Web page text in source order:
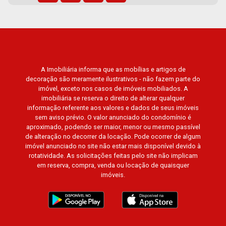
Villa Dei Fiori, Vivendas da Mata, Jatobá, Colina
Verde, Royal Park, Mirante do Royal Park, Santa
Fé, Villa Victória, Bosque das Colinas, Fazenda
Santa Maria, Baraúna Residencial, Villa de
Buenos Aires, Magnólias, Vila do Golfe, Vila
Verde, Country Village, San Remo, Residencial
Jardim Canadá, Torino, Città di Positano, San
Diego, Quinta da Alvorada, Monte Rey, Garden
Villa e Quinta do Golfe. Avenida João Fiúsa,
1051 - Alto da Boa Vista | Ribeirão Preto.
A Imobiliária informa que as mobílias e artigos de
decoração são meramente ilustrativos - não fazem parte do
imóvel, exceto nos casos de imóveis mobiliados. A
imobiliária se reserva o direito de alterar qualquer
informação referente aos valores e dados de seus imóveis
sem aviso prévio. O valor anunciado do condomínio é
aproximado, podendo ser maior, menor ou mesmo passível
de alteração no decorrer da locação. Pode ocorrer de algum
imóvel anunciado no site não estar mais disponível devido à
rotatividade. As solicitações feitas pelo site não implicam
em reserva, compra, venda ou locação de quaisquer
imóveis.